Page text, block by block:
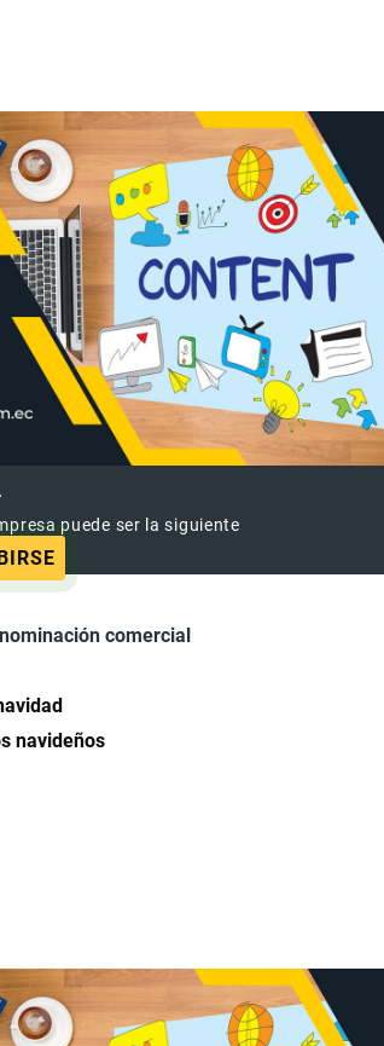
puede ser la siguiente
comercial
navideños